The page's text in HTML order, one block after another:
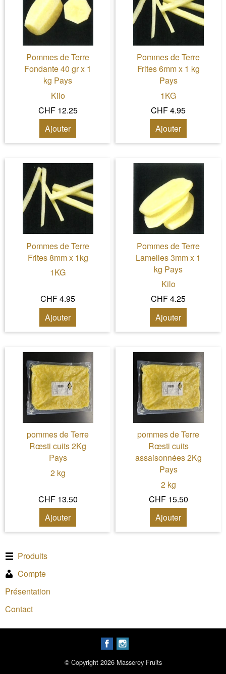
Pommes de Terre
Fondante 40 gr x 1
kg Pays
Kilo
CHF 12.25
Ajouter
Pommes de Terre
Frites 6mm x 1 kg
Pays
1KG
CHF 4.95
Ajouter
Pommes de Terre
Frites 8mm x 1kg
1KG
CHF 4.95
Ajouter
Pommes de Terre
Lamelles 3mm x 1
kg Pays
Kilo
CHF 4.25
Ajouter
pommes de Terre
Rœsti cuits 2Kg
Pays
2 kg
CHF 13.50
Ajouter
pommes de Terre
Rœsti cuits
assaisonnées 2Kg
Pays
2 kg
CHF 15.50
Ajouter
Produits
Compte
Présentation
Contact
© Copyright 2026 Masserey Fruits